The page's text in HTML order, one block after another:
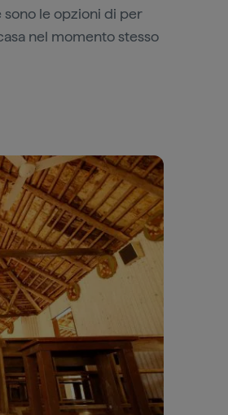
le opzioni di per
nel momento stesso